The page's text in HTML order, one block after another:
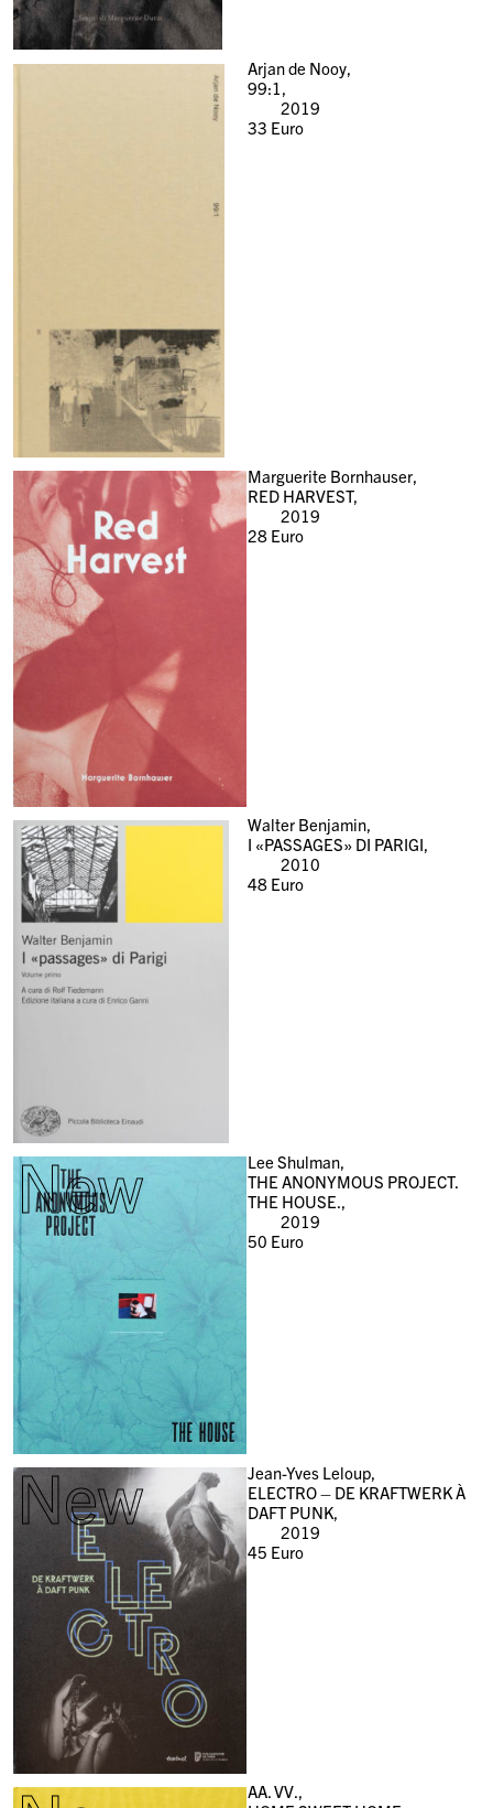
Arjan de Nooy,
99:1,
2019
33 Euro
Marguerite Bornhauser,
RED HARVEST,
2019
28Euro
Walter Benjamin,
I «PASSAGES» DI PARIGI,
2010
48Euro
New
Lee Shulman,
THE ANONYMOUS PROJECT.
THE HOUSE.,
2019
50 Euro
New
Jean-Yves Leloup,
ELECTRO – DE KRAFTWERK À
DAFT PUNK,
2019
45 Euro
AA. VV.,